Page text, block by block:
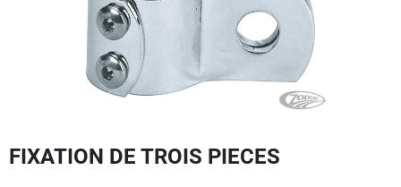
FIXATION DE TROIS PIECES